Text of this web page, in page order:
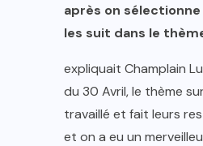
après on
les suit dans le
expliquait Champlain
du 30 Avril, le thème
travaillé et fait leurs
et on a eu un